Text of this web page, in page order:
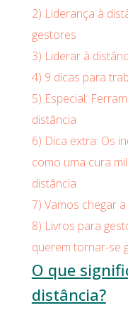
2) Liderança à
gestores
3) Liderar à
4) 9 dicas para
5) Especial:
distância
6) Dica extra: Os
como uma cura
distância
7) Vamos chegar
8) Livros para
querem tornar-se
O que
distância?